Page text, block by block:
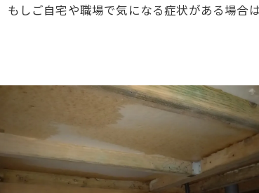
しご自宅や職場で気になる症状がある場